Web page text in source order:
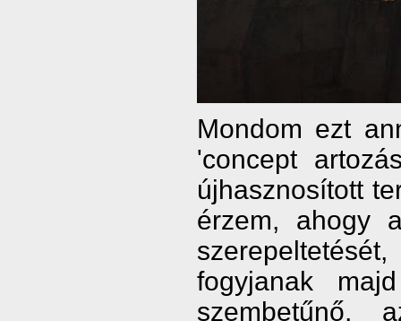
Mondom ezt
'concept
újhasznosított
érzem, ahogy
fogyjanak
szembetűnő,